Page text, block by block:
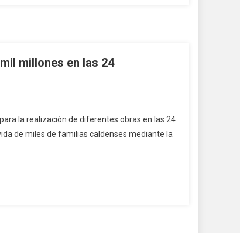
millones en las 24
la realización de diferentes obras en las 24
de miles de familias caldenses mediante la